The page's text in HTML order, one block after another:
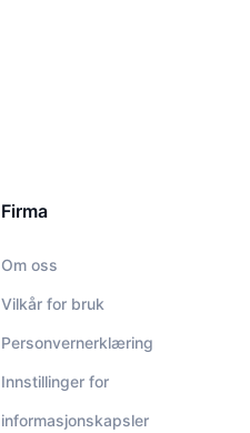
Firma
Om oss
Vilkår for bruk
Personvernerklæring
Innstillinger for
informasjonskapsler